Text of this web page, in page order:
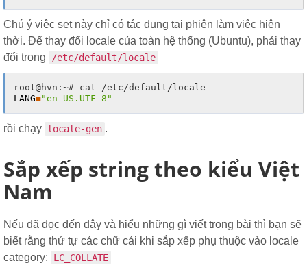
Chú ý việc set này chỉ có tác dụng tại phiên làm việc hiện
thời. Để thay đổi locale của toàn hệ thống (Ubuntu), phải thay
đổi trong
/etc/default/locale
LANG="en_US.UTF-8"
rồi chạy locale-gen .
Sắp xếp string theo kiểu Việt
Nam
Nếu đã đọc đến đây và hiểu những gì viết trong bài thì bạn sẽ
biết rằng thứ tự các chữ cái khi sắp xếp phụ thuộc vào locale
category:
LC_COLLATE